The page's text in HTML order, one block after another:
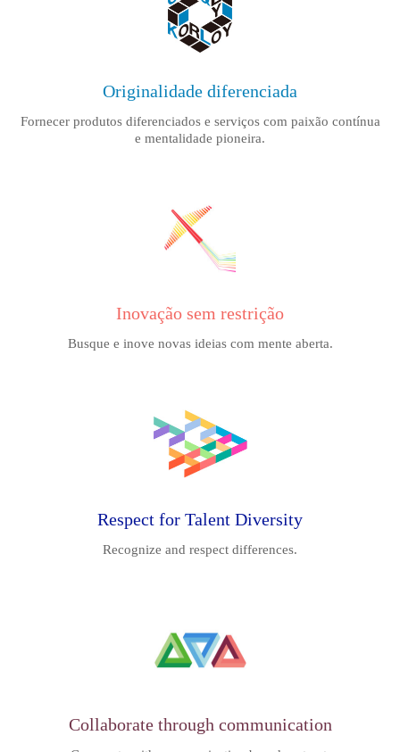
Originalidade diferenciada
Fornecer produtos diferenciados e serviços com paixão contínua
e mentalidade pioneira.
Inovação sem restrição
Busque e inove novas ideias com mente aberta.
Respect for Talent Diversity
Recognize and respect differences.
Collaborate through communication